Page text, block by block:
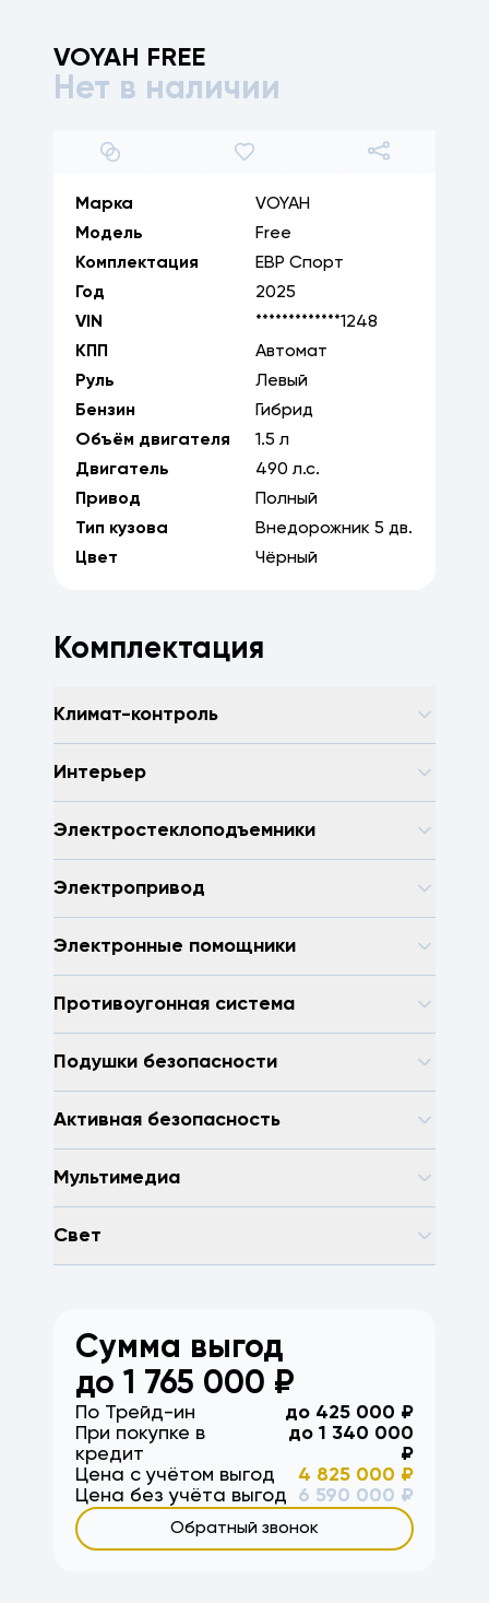
VOYAH FREE
Нет в наличии
1/17
Марка
VOYAH
Модель
Free
Комплектация
ЕВР Спорт
Год
2025
VIN
*************1248
КПП
Автомат
Руль
Левый
Бензин
Гибрид
Объём двигателя
1.5 л
Двигатель
490 л.с.
Привод
Полный
Тип кузова
Внедорожник 5 дв.
Цвет
Чёрный
Комплектация
Климат-контроль
Интерьер
Электростеклоподъемники
Электропривод
Электронные помощники
Противоугонная система
Подушки безопасности
Активная безопасность
Мультимедиа
Свет
Сумма выгод
до 1 765 000 ₽
По Трейд-ин до 425 000 ₽
При покупке в
кредит
до 1 340 000
₽
Цена с учётом выгод
4 825 000 ₽
Цена без учёта выгод
6 590 000 ₽
Обратный звонок